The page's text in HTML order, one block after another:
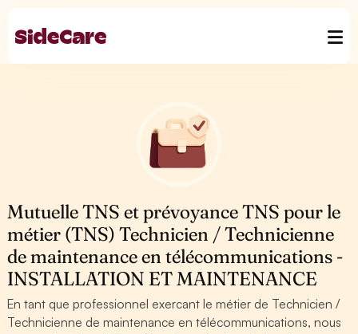
Mutuelle TNS et prévoyance TNS pour le
métier (TNS) Technicien / Technicienne
de maintenance en télécommunications -
INSTALLATION ET MAINTENANCE
En tant que professionnel exercant le métier de Technicien /
Technicienne de maintenance en télécommunications, nous